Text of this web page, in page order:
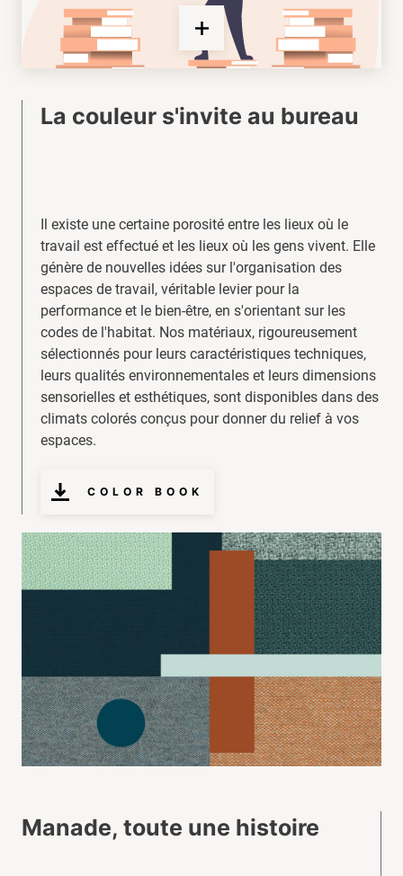
La couleur s'invite au bureau
Il existe une certaine porosité entre les lieux où le
travail est effectué et les lieux où les gens vivent. Elle
génère de nouvelles idées sur l'organisation des
espaces de travail, véritable levier pour la
performance et le bien-être, en s'orientant sur les
codes de l'habitat. Nos matériaux, rigoureusement
sélectionnés pour leurs caractéristiques techniques,
leurs qualités environnementales et leurs dimensions
sensorielles et esthétiques, sont disponibles dans des
climats colorés conçus pour donner du relief à vos
espaces.
COLOR BOOK
Manade, toute une histoire